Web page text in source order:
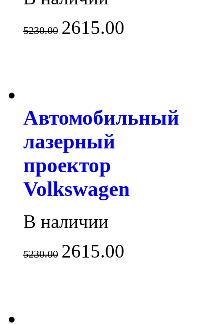
5230.00 2615.00
Автомобильный
лазерный
проектор
Volkswagen
В наличии
5230.00 2615.00